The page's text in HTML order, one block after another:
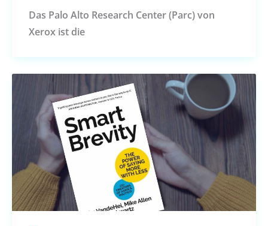
Das Palo Alto Research Center (Parc) von
Xerox ist die